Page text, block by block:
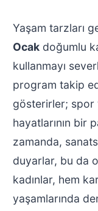
Yaşam tarzları
Ocakdoğumlu
kullanmayı
program takip
gösterirler; spor
hayatlarının bir
zamanda,
duyarlar, bu da
kadınlar, hem
yaşamlarında